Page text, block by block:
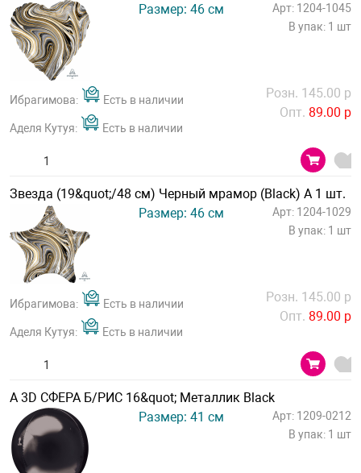
Размер: 46 см
Арт: 1204-1045
В упак: 1 шт
Ибрагимова: Есть в наличии
Аделя Кутуя: Есть в наличии
Розн. 145.00 р
Опт. 89.00 р
Звезда (19&quot;/48 см) Черный мрамор (Black) А 1 шт.
Размер: 46 см
Арт: 1204-1029
В упак: 1 шт
Ибрагимова: Есть в наличии
Аделя Кутуя: Есть в наличии
Розн. 145.00 р
Опт. 89.00 р
А 3D СФЕРА Б/РИС 16&quot; Металлик Black
Размер: 41 см
Арт: 1209-0212
В упак: 1 шт